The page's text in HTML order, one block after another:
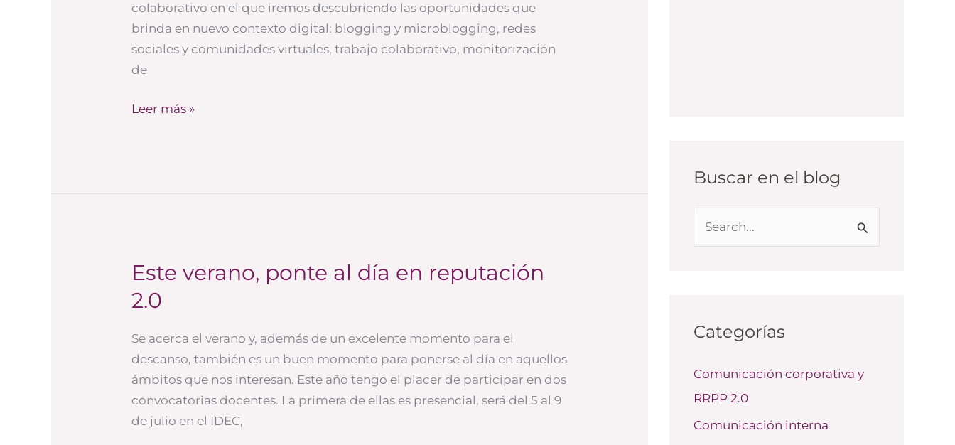
colaborativo en el que iremos descubriendo las oportunidades que
brinda en nuevo contexto digital: blogging y microblogging, redes
sociales y comunidades virtuales, trabajo colaborativo, monitorización
de
Leer más »
Este verano, ponte al día en reputación
2.0
Se acerca el verano y, además de un excelente momento para el
descanso, también es un buen momento para ponerse al día en aquellos
ámbitos que nos interesan. Este año tengo el placer de participar en dos
convocatorias docentes. La primera de ellas es presencial, será del 5 al 9
de julio en el IDEC,
Este
ponte
reputación
Buscar en el blog
a
p
o
r
Categorías
Comunicación corporativa y
RRPP 2.0
Comunicación interna